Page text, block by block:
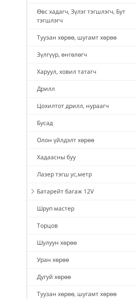
Өвс хадагч, Зүлэг тэгшлэгч, Бут
тэгшлэгч
Туузан хөрөө, шугамт хөрөө
Зүлгүүр, өнгөлөгч
Харуул, ховил татагч
Дрилл
Цохилтот дрилл, нураагч
Бусад
Олон үйлдэлт хөрөө
Хадаасны буу
Лазер тэгш ус,метр
Батарейт багаж 12V
Шруп мастер
Торцов
Шулуун хөрөө
Уран хөрөө
Дугуй хөрөө
Туузан хөрөө, шугамт хөрөө